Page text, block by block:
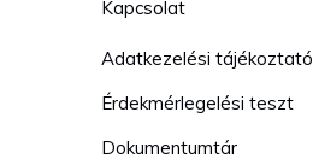
Kapcsolat
Adatkezelési tájékoztató
Érdekmérlegelési teszt
Dokumentumtár